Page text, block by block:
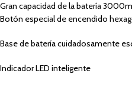
Gran capacidad de la batería
Botón especial de encendido
Base de batería cuidadosamente
Indicador LED inteligente